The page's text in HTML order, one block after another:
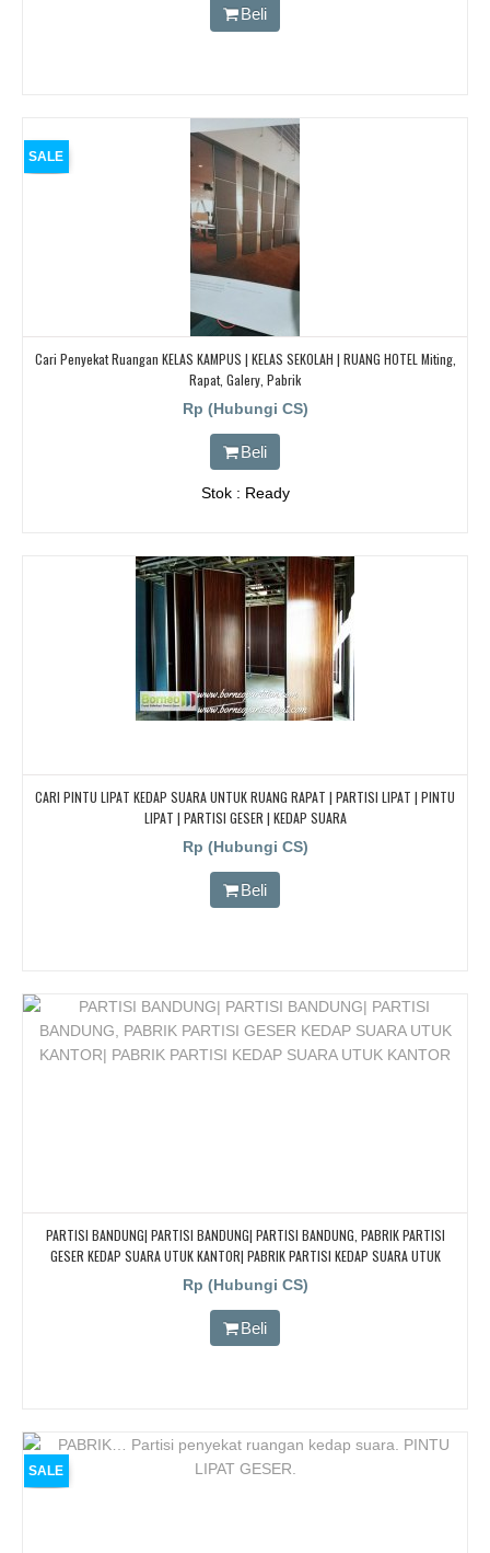
Beli
SALE
Cari Penyekat Ruangan KELAS KAMPUS | KELAS SEKOLAH | RUANG HOTEL Miting,
Rapat, Galery, Pabrik
Rp (Hubungi CS)
Beli
Stok : Ready
CARI PINTU LIPAT KEDAP SUARA UNTUK RUANG RAPAT | PARTISI LIPAT | PINTU
LIPAT | PARTISI GESER | KEDAP SUARA
Rp (Hubungi CS)
Beli
PARTISI BANDUNG| PARTISI BANDUNG| PARTISI BANDUNG, PABRIK PARTISI
GESER KEDAP SUARA UTUK KANTOR| PABRIK PARTISI KEDAP SUARA UTUK
KANTOR
Rp (Hubungi CS)
Beli
SALE